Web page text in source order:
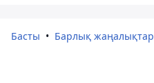
Басты Барлық жаңалықтар